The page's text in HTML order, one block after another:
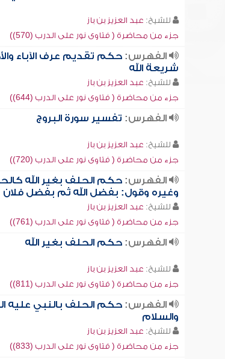
للشيخ: عبد العزيز بن باز
جزء من محاضرة ( فتاوى نور على الدرب (570))
الفهرس:حكم تقديم عرف الآباء
شريعة الله
للشيخ: عبد العزيز بن باز
جزء من محاضرة ( فتاوى نور على الدرب (644))
الفهرس: تفسير سورة البروج
للشيخ: عبد العزيز بن باز
جزء من محاضرة ( فتاوى نور على الدرب (720))
الفهرس:حكم الحلف بغير الله
وغيره وقول: بفضل الله ثم بفضل فلان
للشيخ: عبد العزيز بن باز
جزء من محاضرة ( فتاوى نور على الدرب (761))
الفهرس:حكم الحلف بغير الله
للشيخ: عبد العزيز بن باز
جزء من محاضرة ( فتاوى نور على الدرب (811))
الفهرس:حكم الحلف بالنبي عليه
والسلام
للشيخ: عبد العزيز بن باز
جزء من محاضرة ( فتاوى نور على الدرب (833))